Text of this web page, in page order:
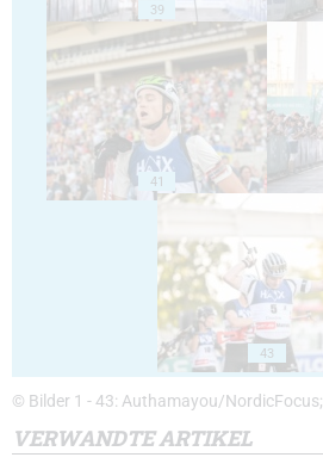
39
41
43
© Bilder 1 - 43: Authamayou/NordicFocus;
VERWANDTE ARTIKEL